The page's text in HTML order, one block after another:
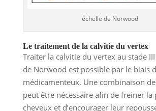
échelle de Norwood
Le traitement de la calvitie du vertex
Traiter la calvitie du vertex au stade III
de Norwood est possible par le biais
médicamenteux. Une combinaison
peut être nécessaire afin de freiner la
cheveux et d’encourager leur